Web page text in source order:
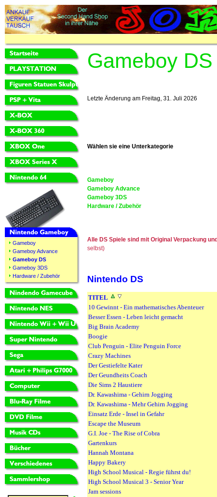
Gameboy
Gameboy Advance
Gameboy DS
Gameboy 3DS
Hardware / Zubehör
Gameboy DS
Letzte Änderung am Freitag, 31. Juli 2026
Wählen sie eine Unterkategorie
Gameboy
Gameboy Advance
Gameboy 3DS
Hardware / Zubehör
Alle DS Spiele sind mit Original Verpackung
selbst)
Nintendo DS
TITEL
10 Gewinnt - Ein mathematisches Abenteuer
Besser Essen - Leben leicht gemacht
Big Brain Academy
Boogie
Club Penguin - Elite Penguin Force
Crazy Machines
Der Gestiefelte Kater
Der Geundheits Coach
Die Sims 2 Haustiere
Dr. Kawashima - Gehirn Jogging
Dr. Kawashima - Mehr Gehirn Jogging
Einsatz Erde - Insel in Gefahr
Escape the Museum
G.I. Joe - The Rise of Cobra
Gartenkurs
Hannah Montana
Happy Bakery
High School Musical - Regie führst du!
High School Musical 3 - Senior Year
Jam sessions